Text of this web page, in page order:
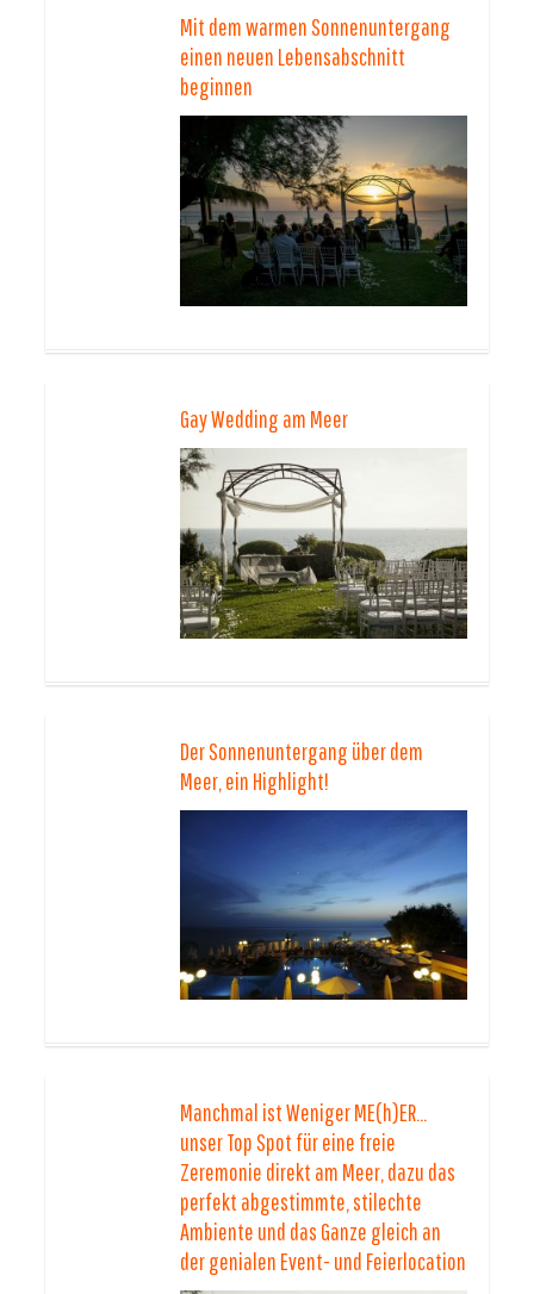
Mit dem warmen Sonnenuntergang
einen neuen Lebensabschnitt
beginnen
Gay Wedding am Meer
Der Sonnenuntergang über dem
Meer, ein Highlight!
Manchmal ist Weniger ME(h)ER…
unser Top Spot für eine freie
Zeremonie direkt am Meer, dazu das
perfekt abgestimmte, stilechte
Ambiente und das Ganze gleich an
der genialen Event- und Feierlocation